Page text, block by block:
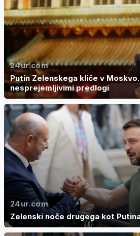
24ur.com
Putin Zelenskega kliče v
nesprejemljivimi predlogi
24ur.com
Zelenski noče drugega kot